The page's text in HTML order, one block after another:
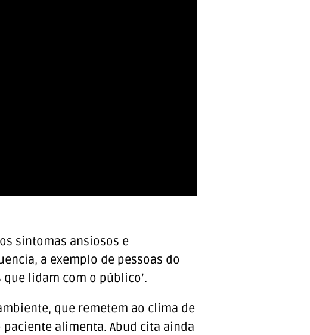
sintomas ansiosos e
a exemplo de pessoas do
lidam com o público’.
que remetem ao clima de
alimenta. Abud cita ainda